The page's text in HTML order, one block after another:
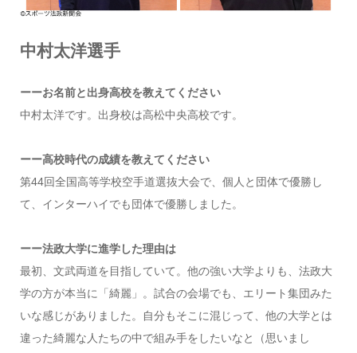
中村太洋選手
ーーお名前と出身高校を教えてください
中村太洋です。出身校は高松中央高校です。
ーー高校時代の成績を教えてください
第44回全国高等学校空手道選抜大会で、個人と団体で優勝し
て、インターハイでも団体で優勝しました。
ーー法政大学に進学した理由は
最初、文武両道を目指していて。他の強い大学よりも、法政大
学の方が本当に「綺麗」。試合の会場でも、エリート集団みた
いな感じがありました。自分もそこに混じって、他の大学とは
違った綺麗な人たちの中で組み手をしたいなと（思いまし